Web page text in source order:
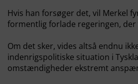
Hvis han forsøger det, vil Merkel
formentlig forlade regeringen, der
Om det sker, vides altså endnu
indenrigspolitiske situation i
omstændigheder ekstremt